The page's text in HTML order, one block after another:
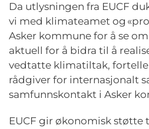
Da utlysningen fra EUCF
vi med klimateamet og
Asker kommune for å se
aktuell for å bidra til å
vedtatte klimatiltak,
rådgiver for internasjonalt
samfunnskontakt i Asker
EUCF gir økonomisk støtte